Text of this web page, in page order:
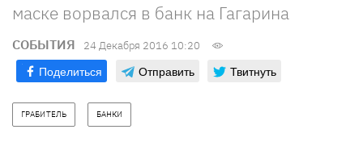
маске ворвался в банк на Гагарина
СОБЫТИЯ 24 Декабря 2016 10:20
Поделиться Отправить Твитнуть
ГРАБИТЕЛЬ БАНКИ